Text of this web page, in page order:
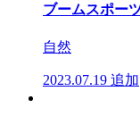
ブームスポー
自然
2023.07.19 追加